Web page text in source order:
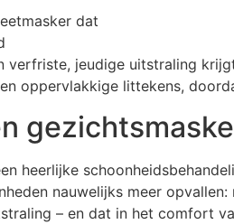
dat
verfriste, jeudige uitstraling
oppervlakkige littekens,
heerlijke
nauwelijks meer opvallen:
– en dat in het comfort